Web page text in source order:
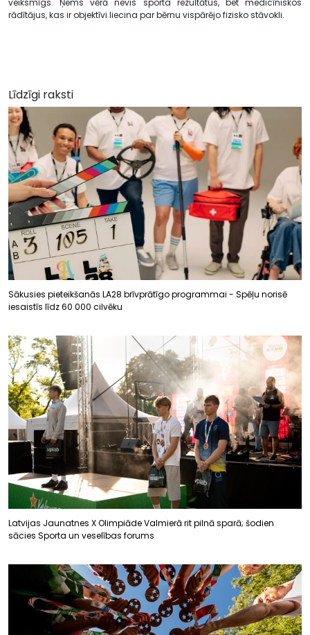
veiksmīgs. Ņems vērā nevis sporta rezultātus, bet medicīniskos
rādītājus, kas ir objektīvi liecina par bērnu vispārējo fizisko stāvokli.
Līdzīgi raksti
Sākusies pieteikšanās LA28 brīvprātīgo programmai - Spēļu norisē
iesaistīs līdz 60 000 cilvēku
Latvijas Jaunatnes X Olimpiāde Valmierā rit pilnā sparā; šodien
sācies Sporta un veselības forums